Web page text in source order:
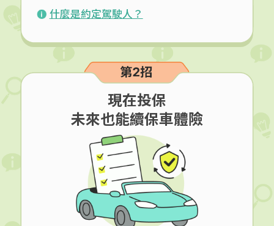
什麼是約定駕駛人？
現在投保
未來也能續保車體險